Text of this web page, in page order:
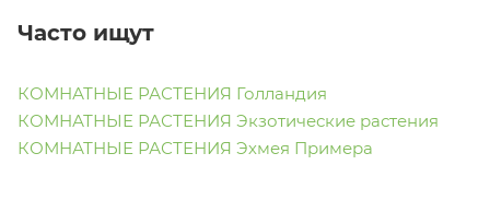
Часто ищут
КОМНАТНЫЕ РАСТЕНИЯ Голландия
КОМНАТНЫЕ РАСТЕНИЯ Экзотические растения
КОМНАТНЫЕ РАСТЕНИЯ Эхмея Примера